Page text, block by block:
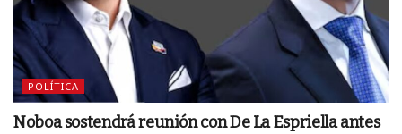
POLÍTICA
Noboa sostendrá reunión con De La Espriella antes